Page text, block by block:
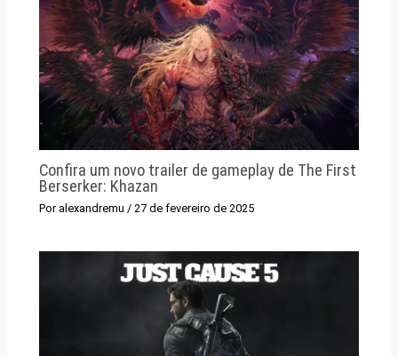
Confira um novo trailer de gameplay de The First
Berserker: Khazan
Por alexandremu / 27 de fevereiro de 2025